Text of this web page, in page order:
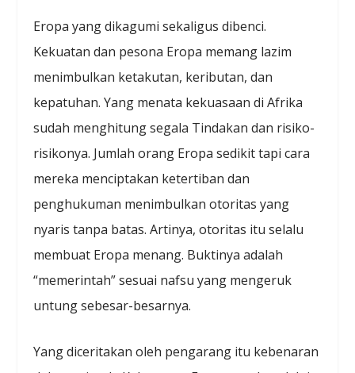
Eropa yang dikagumi sekaligus dibenci.
Kekuatan dan pesona Eropa memang lazim
menimbulkan ketakutan, keributan, dan
kepatuhan. Yang menata kekuasaan di Afrika
sudah menghitung segala Tindakan dan risiko-
risikonya. Jumlah orang Eropa sedikit tapi cara
mereka menciptakan ketertiban dan
penghukuman menimbulkan otoritas yang
nyaris tanpa batas. Artinya, otoritas itu selalu
membuat Eropa menang. Buktinya adalah
“memerintah” sesuai nafsu yang mengeruk
untung sebesar-besarnya.
Yang diceritakan oleh pengarang itu kebenaran